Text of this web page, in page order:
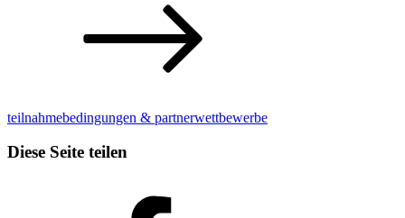
teilnahmebedingungen & partnerwettbewerbe
Diese Seite teilen